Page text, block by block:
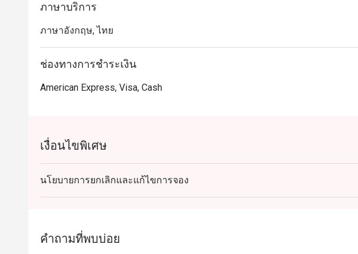
ภาษาบริการ
ภาษาอังกฤษ, ไทย
ช่องทางการชำระเงิน
American Express, Visa, Cash
เงื่อนไขพิเศษ
นโยบายการยกเลิกและแก้ไขการจอง
คำถามที่พบบ่อย